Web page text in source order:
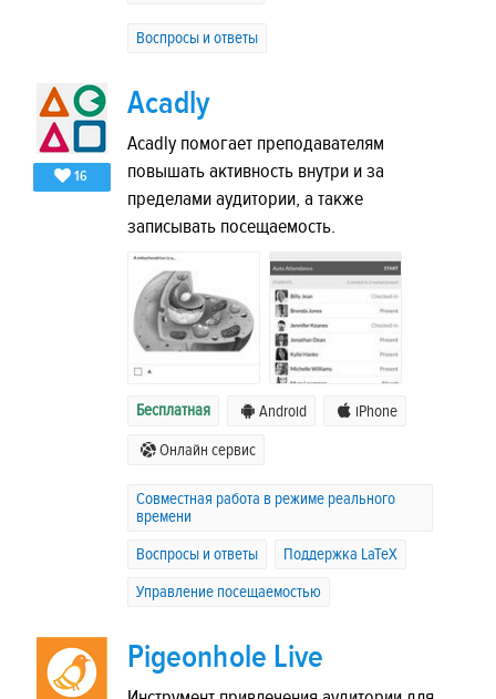
Воспросы и ответы
16
Acadly
Acadly помогает преподавателям
повышать активность внутри и за
пределами аудитории, а также
записывать посещаемость.
Бесплатная Android iPhone
Онлайн сервис
Совместная работа в режиме реального
времени
Воспросы и ответы
Поддержка LaTeX
Управление посещаемостью
Pigeonhole Live